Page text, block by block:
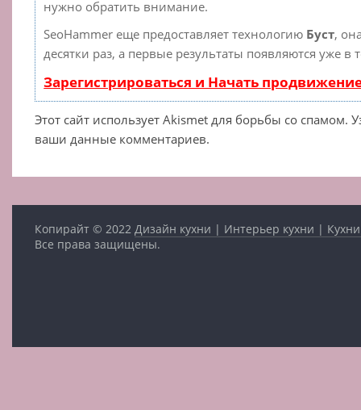
нужно обратить внимание.
SeoHammer еще предоставляет технологию Буст,
десятки раз, а первые результаты появляются уже
Зарегистрироваться и Начать
Этот сайт использует Akismet для борьбы со спамом.
ваши данные комментариев.
Копирайт © 2022Дизайн кухни | Интерьер кухни |
Все права защищены.